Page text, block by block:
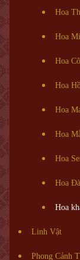
Hoa
Hoa
Hoa
Hoa
Hoa
Hoa
Hoa
Hoa
Hoa
Linh Vật
Phong Cảnh